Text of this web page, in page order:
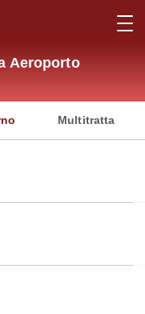
Aeroporto
Multitratta